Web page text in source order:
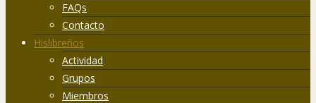
FAQs
Contacto
Hislibreños
Actividad
Grupos
Miembros